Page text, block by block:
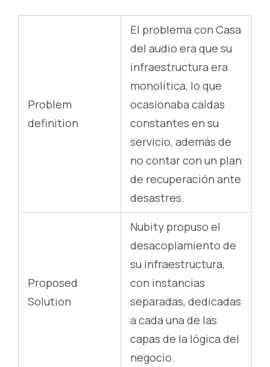
Problem
definition
El problema con Casa
del audio era que su
infraestructura era
monolítica, lo que
ocasionaba caídas
constantes en su
servicio, además de
no contar con un plan
de recuperación ante
desastres.
Proposed
Solution
Nubity propuso el
desacoplamiento de
su infraestructura,
con instancias
separadas, dedicadas
a cada una de las
capas de la lógica del
negocio.